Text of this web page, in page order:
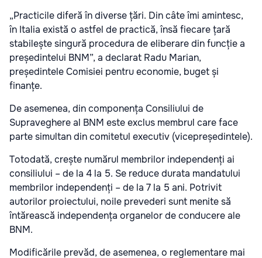
„Practicile diferă în diverse țări. Din câte îmi amintesc,
în Italia există o astfel de practică, însă fiecare țară
stabilește singură procedura de eliberare din funcție a
președintelui BNM”, a declarat Radu Marian,
președintele Comisiei pentru economie, buget și
finanțe.
De asemenea, din componența Consiliului de
Supraveghere al BNM este exclus membrul care face
parte simultan din comitetul executiv (vicepreședintele).
Totodată, crește numărul membrilor independenți ai
consiliului – de la 4 la 5. Se reduce durata mandatului
membrilor independenți – de la 7 la 5 ani. Potrivit
autorilor proiectului, noile prevederi sunt menite să
întărească independența organelor de conducere ale
BNM.
Modificările prevăd, de asemenea, o reglementare mai